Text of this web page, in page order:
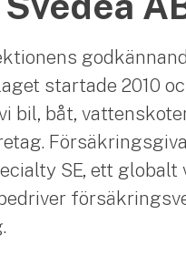
startade 2010
bil, båt,
SE, ett globalt